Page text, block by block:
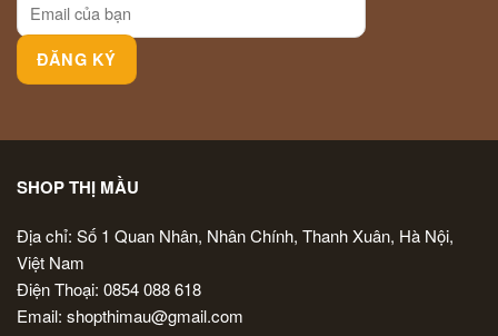
SHOP THỊ MẦU
Địa chỉ: Số 1 Quan Nhân, Nhân Chính, Thanh Xuân, Hà Nội,
Việt Nam
Điện Thoại: 0854 088 618
Email: shopthimau@gmail.com